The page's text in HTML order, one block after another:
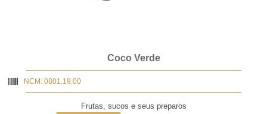
Coco Verde
NCM: 0801.19.00
Frutas, sucos e seus preparos